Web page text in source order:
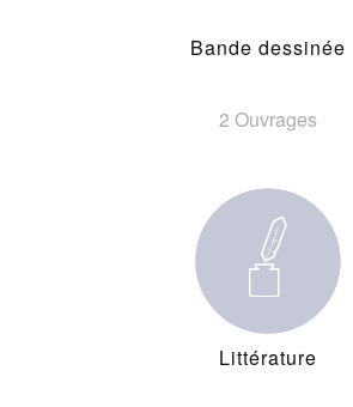
Bande dessinée
2 Ouvrages
Littérature